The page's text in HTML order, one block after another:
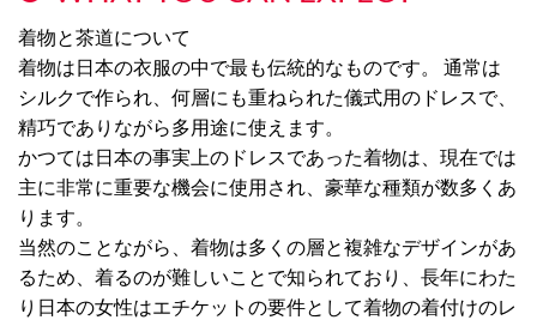
着物と茶道について
着物は日本の衣服の中で最も伝統的なものです。 通常は
シルクで作られ、何層にも重ねられた儀式用のドレスで、
精巧でありながら多用途に使えます。
かつては日本の事実上のドレスであった着物は、現在では
主に非常に重要な機会に使用され、豪華な種類が数多くあ
ります。
当然のことながら、着物は多くの層と複雑なデザインがあ
るため、着るのが難しいことで知られており、長年にわた
り日本の女性はエチケットの要件として着物の着付けのレ